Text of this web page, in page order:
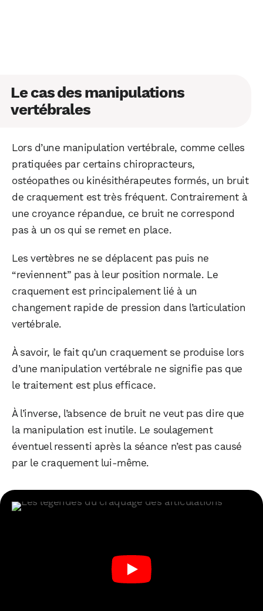
Le cas des manipulations
vertébrales
Lors d’une manipulation vertébrale, comme celles
pratiquées par certains chiropracteurs,
ostéopathes ou kinésithérapeutes formés, un bruit
de craquement est très fréquent. Contrairement à
une croyance répandue, ce bruit ne correspond
pas à un os qui se remet en place.
Les vertèbres ne se déplacent pas puis ne
“reviennent” pas à leur position normale. Le
craquement est principalement lié à un
changement rapide de pression dans l’articulation
vertébrale.
À savoir, le fait qu’un craquement se produise lors
d’une manipulation vertébrale ne signifie pas que
le traitement est plus efficace.
À l’inverse, l’absence de bruit ne veut pas dire que
la manipulation est inutile. Le soulagement
éventuel ressenti après la séance n’est pas causé
par le craquement lui-même.